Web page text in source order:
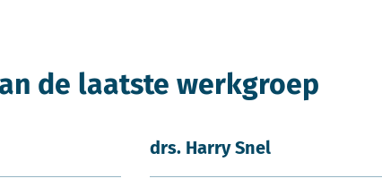
de laatste werkgroep
drs. Harry Snel